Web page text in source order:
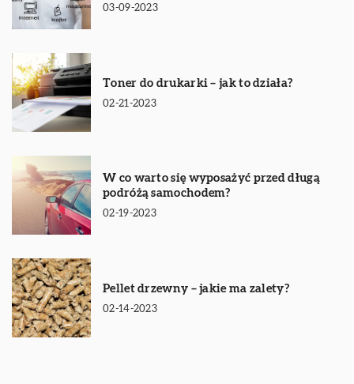
03-09-2023
Toner do drukarki – jak to działa?
02-21-2023
W co warto się wyposażyć przed długą
podróżą samochodem?
02-19-2023
Pellet drzewny – jakie ma zalety?
02-14-2023